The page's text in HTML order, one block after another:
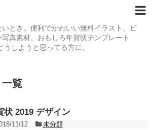
とき。便利でかわいい無料イラスト、ビ
真素材、おもしろ年賀状テンプレート
しようと思ってる方に。
一覧
状 2019 デザイン
11/12
未分類